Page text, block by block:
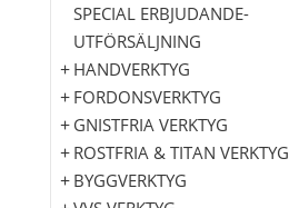
SPECIAL ERBJUDANDE-
UTFÖRSÄLJNING
HANDVERKTYG
FORDONSVERKTYG
GNISTFRIA VERKTYG
ROSTFRIA & TITAN VERKTYG
BYGGVERKTYG